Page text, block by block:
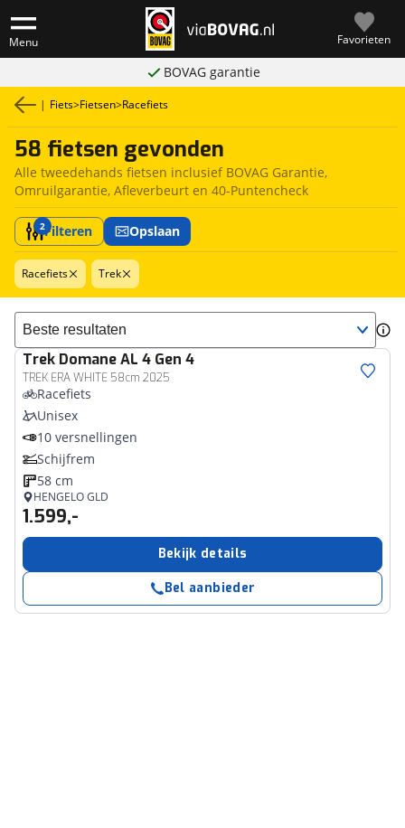
Menu Favorieten
BOVAG garantie
| Fiets>Fietsen>Racefiets
58 fietsen gevonden
Alle tweedehands fietsen inclusief BOVAG Garantie,
Omruilgarantie, Afleverbeurt en 40-Puntencheck
2Filteren Opslaan
Racefiets Trek
Sorteer resultaten
Trek Domane AL 4 Gen 4
TREK ERA WHITE 58cm 2025
Racefiets
Unisex
10 versnellingen
Schijfrem
58 cm
HENGELO GLD
1.599,-
Bekijk details
Bel aanbieder